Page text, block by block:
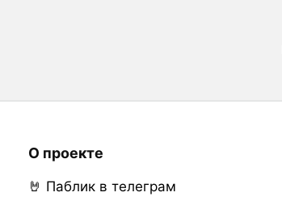
О проекте
🤘 Паблик в телеграм